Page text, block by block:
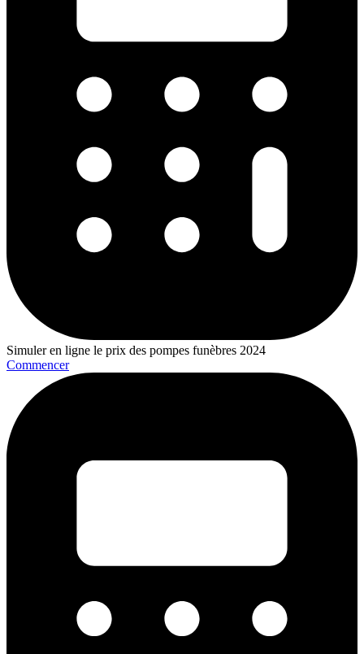
Simuler en ligne le prix des pompes funèbres 2024
Commencer